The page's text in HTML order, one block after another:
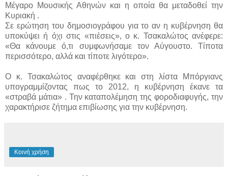
Μέγαρο Μουσικής Αθηνών και η οποία θα μεταδοθεί την
Κυριακή .
Σε ερώτηση του δημοσιογράφου για το αν η κυβέρνηση θα
υποκύψει ή όχι στις «πιέσεις», ο κ. Τσακαλώτος ανέφερε:
«Θα κάνουμε ό,τι συμφωνήσαμε τον Αύγουστο. Τίποτα
περισσότερο, αλλά και τίποτε λιγότερο».
Ο κ. Τσακαλώτος αναφέρθηκε και στη λίστα Μπόργιανς
υπογραμμίζοντας πως το 2012, η κυβέρνηση έκανε τα
«στραβά μάτια» . Την καταπολέμηση της φοροδιαφυγής, την
χαρακτήρισε ζήτημα επιβίωσης για την κυβέρνηση.
Κοινή χρήση